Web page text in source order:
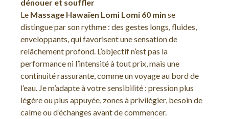
dénouer et souffler
Le Massage Hawaïen Lomi Lomi 60 min se
distingue par son rythme : des gestes longs, fluides,
enveloppants, qui favorisent une sensation de
relâchement profond. L’objectif n’est pas la
performance ni l’intensité à tout prix, mais une
continuité rassurante, comme un voyage au bord de
l’eau. Je m’adapte à votre sensibilité : pression plus
légère ou plus appuyée, zones à privilégier, besoin de
calme ou d’échanges avant de commencer.